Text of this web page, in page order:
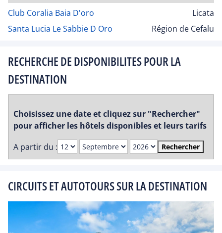
Club Coralia Baia D'oro
Licata
Santa Lucia Le Sabbie D Oro
Région de Cefalu
RECHERCHE DE DISPONIBILITES POUR LA
DESTINATION
Choisissez une date et cliquez sur "Rechercher"
pour afficher les hôtels disponibles et leurs tarifs
A partir du :
Rechercher
CIRCUITS ET AUTOTOURS SUR LA DESTINATION